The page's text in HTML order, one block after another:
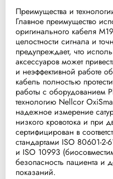
Преимущества и
Главное преимущество
оригинального кабеля
целостности сигнала и
предупреждает, что
аксессуаров может
и неэффективной работе
кабель полностью
работы с оборудованием
технологию Nellcor
надежное измерение
низкого кровотока и при
сертифицирован в
стандартами ISO 80601-2-
и ISO 10993
безопасность пациента и
показаний.